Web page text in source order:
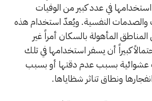
في عدد كبير من الوفيات
والصدمات النفسية. ويُعدّ استخدام هذه
المأهولة بالسكان أمراً غير
كبيراً أن يسفر استخدامها في تلك
عشوائية بسبب عدم دقتها أو بسبب
ونطاق تناثر شظاياها.